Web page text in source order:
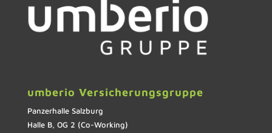
umberio Versicherungsgruppe
Panzerhalle Salzburg
Halle B, OG 2 (Co-Working)